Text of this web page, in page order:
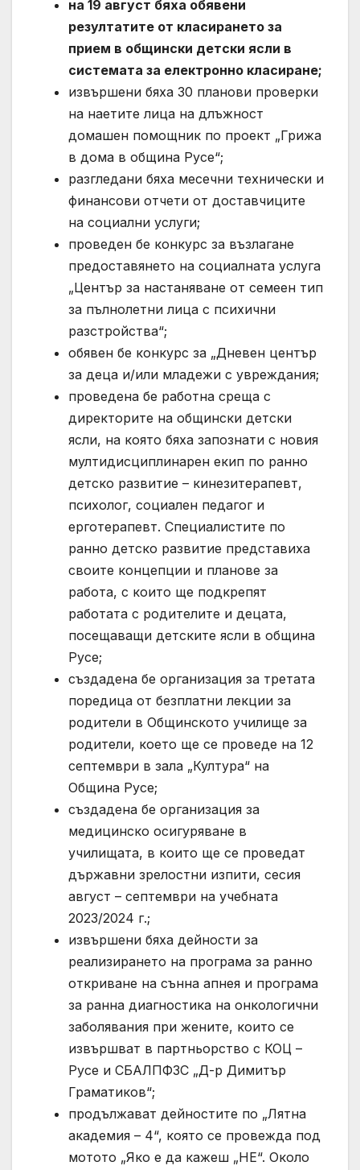
на 19 август бяха обявени
резултатите от класирането за
прием в общински детски ясли в
системата за електронно класиране;
извършени бяха 30 планови проверки
на наетите лица на длъжност
домашен помощник по проект „Грижа
в дома в община Русе“;
разгледани бяха месечни технически и
финансови отчети от доставчиците
на социални услуги;
проведен бе конкурс за възлагане
предоставянето на социалната услуга
„Център за настаняване от семеен тип
за пълнолетни лица с психични
разстройства“;
обявен бе конкурс за „Дневен център
за деца и/или младежи с увреждания;
проведена бе работна среща с
директорите на общински детски
ясли, на която бяха запознати с новия
мултидисциплинарен екип по ранно
детско развитие – кинезитерапевт,
психолог, социален педагог и
ерготерапевт. Специалистите по
ранно детско развитие представиха
своите концепции и планове за
работа, с които ще подкрепят
работата с родителите и децата,
посещаващи детските ясли в община
Русе;
създадена бе организация за третата
поредица от безплатни лекции за
родители в Общинското училище за
родители, което ще се проведе на 12
септември в зала „Култура“ на
Община Русе;
създадена бе организация за
медицинско осигуряване в
училищата, в които ще се проведат
държавни зрелостни изпити, сесия
август – септември на учебната
2023/2024 г.;
извършени бяха дейности за
реализирането на програма за ранно
откриване на сънна апнея и програма
за ранна диагностика на онкологични
заболявания при жените, които се
извършват в партньорство с КОЦ –
Русе и СБАЛПФЗС „Д-р Димитър
Граматиков“;
продължават дейностите по „Лятна
академия – 4“, която се провежда под
мотото „Яко е да кажеш „НЕ“. Около